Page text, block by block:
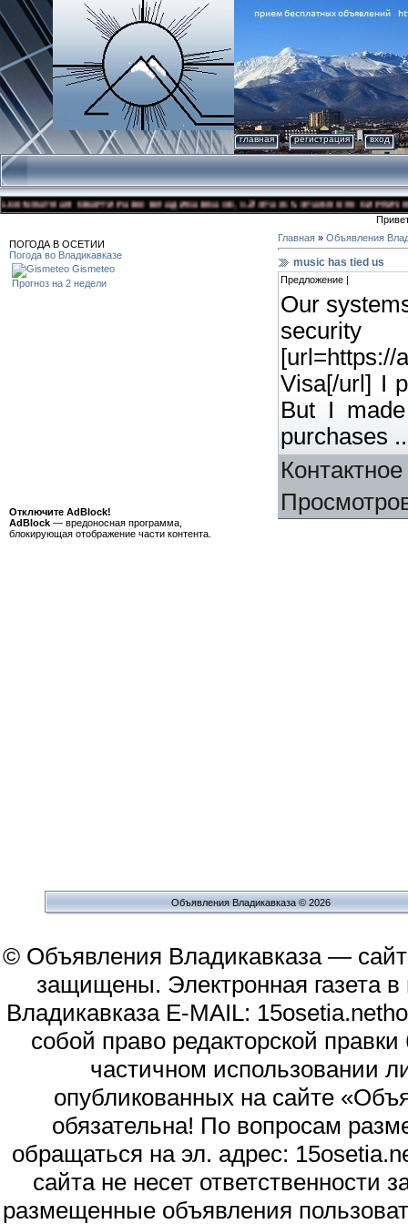
главная регистрация вход
КВАРТИРА ВО ВЛАДИКАВКАЗЕ, 3-Й ЭТАЖ 5-ЭТАЖНОГО КИРПИЧНОГО
ПОГОДА В ОСЕТИИ
Погода во Владикавказе
Gismeteo
Прогноз на 2 недели
Отключите AdBlock!
AdBlock — вредоносная программа,
блокирующая отображение части контента.
Главная » Объявления
music has tied us
Предложение |
Our
[url=https://
Visa[/url] I
But I
purchases
Объявления Владикавказа © 2026
© Объявления Владикавказа —
защищены. Электронная газета
Владикавказа E-MAIL:
собой право редакторской
частичном использовании
опубликованных на сайте
обязательна! По вопросам
обращаться на эл. адрес:
сайта не несет
размещенные объявления